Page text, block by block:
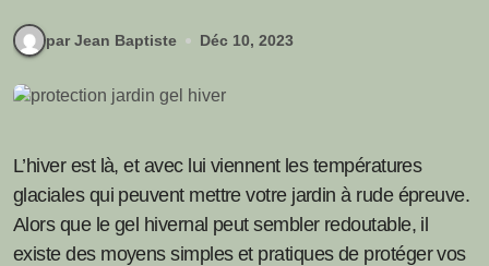
par Jean Baptiste Déc 10, 2023
L’hiver est là, et avec lui viennent les températures
glaciales qui peuvent mettre votre jardin à rude épreuve.
Alors que le gel hivernal peut sembler redoutable, il
existe des moyens simples et pratiques de protéger vos